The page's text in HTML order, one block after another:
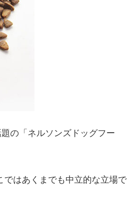
の「ネルソンズドッグフー
はあくまでも中立的な立場で